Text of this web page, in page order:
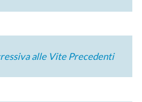
alle Vite Precedenti